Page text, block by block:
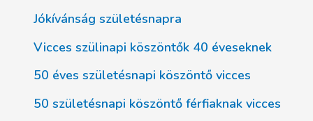
Jókívánság születésnapra
Vicces szülinapi köszöntők 40 éveseknek
50 éves születésnapi köszöntő vicces
50 születésnapi köszöntő férfiaknak vicces